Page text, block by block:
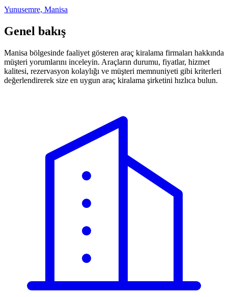
Yunusemre, Manisa
Genel bakış
Manisa bölgesinde faaliyet gösteren araç kiralama firmaları hakkında
müşteri yorumlarını inceleyin. Araçların durumu, fiyatlar, hizmet
kalitesi, rezervasyon kolaylığı ve müşteri memnuniyeti gibi kriterleri
değerlendirerek size en uygun araç kiralama şirketini hızlıca bulun.